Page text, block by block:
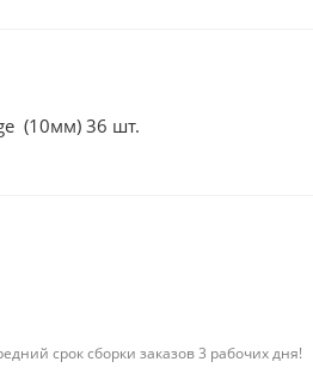
(10мм) 36 шт.
срок сборки заказов 3 рабочих дня!